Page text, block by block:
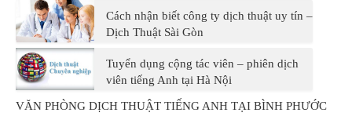
Cách nhận biết công ty dịch thuật uy tín –
Dịch Thuật Sài Gòn
Tuyển dụng cộng tác viên – phiên dịch
viên tiếng Anh tại Hà Nội
VĂN PHÒNG DỊCH THUẬT TIẾNG ANH TẠI BÌNH PHƯỚC